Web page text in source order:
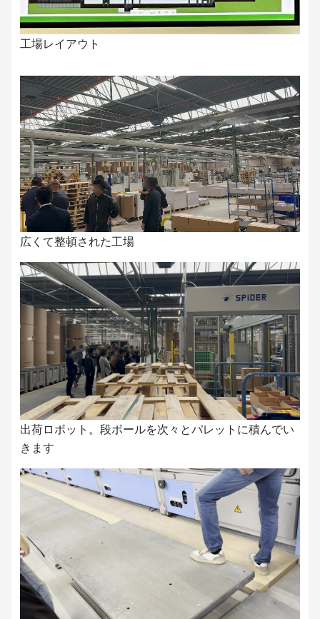
工場レイアウト
広くて整頓された工場
出荷ロボット。段ボールを次々とパレットに積んでい
きます